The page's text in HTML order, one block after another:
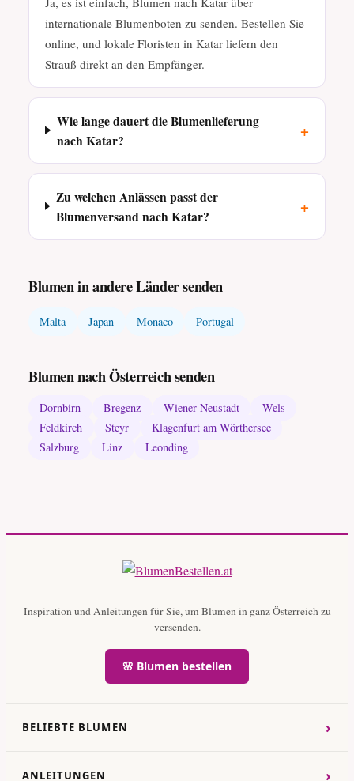
internationale Blumenboten zu senden. Bestellen Sie
online, und lokale Floristen in Katar liefern den
Strauß direkt an den Empfänger.
Wie lange dauert die Blumenlieferung
nach Katar?
+
Zu welchen Anlässen passt der
Blumenversand nach Katar?
+
Blumen in andere Länder senden
Malta Japan Monaco Portugal
Blumen nach Österreich senden
Dornbirn Bregenz Wiener Neustadt
Wels
Feldkirch
Steyr
Klagenfurt am Wörthersee
Salzburg
Linz Leonding
Inspiration und Anleitungen für Sie, um Blumen in ganz Österreich zu
versenden.
🌸 Blumen bestellen
BELIEBTE BLUMEN ›
ANLEITUNGEN ›